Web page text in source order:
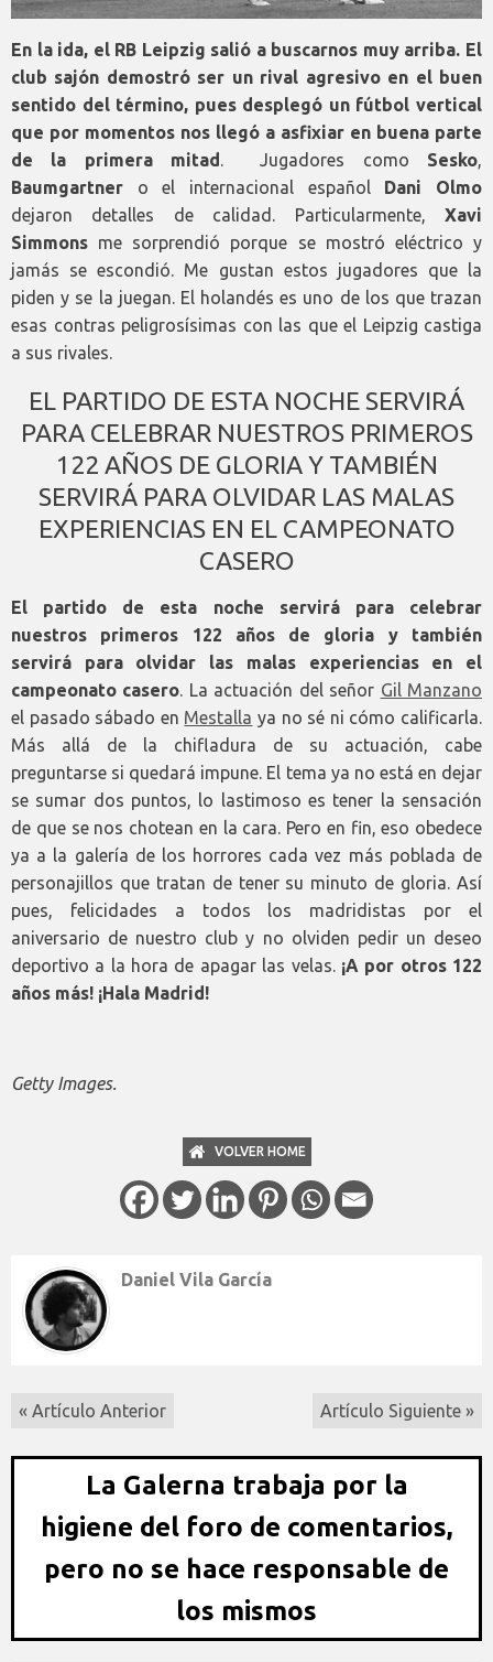
En la ida, el RB Leipzig salió a buscarnos muy arriba. El
club sajón demostró ser un rival agresivo en el buen
sentido del término, pues desplegó un fútbol vertical
que por momentos nos llegó a asfixiar en buena parte
de la primera mitad
. Jugadores como Sesko
Baumgartner o el internacional español
Dani Olmo
dejaron detalles de calidad. Particularmente, Xavi
Simmons me sorprendió porque se mostró eléctrico y
jamás se escondió. Me gustan estos jugadores que la
piden y se la juegan. El holandés es uno de los que trazan
esas contras peligrosísimas con las que el Leipzig castiga
a sus rivales.
EL PARTIDO DE ESTA NOCHE SERVIRÁ
PARA CELEBRAR NUESTROS PRIMEROS
122 AÑOS DE GLORIA Y TAMBIÉN
SERVIRÁ PARA OLVIDAR LAS MALAS
EXPERIENCIAS EN EL CAMPEONATO
CASERO
El partido de esta noche servirá para celebrar
nuestros primeros 122 años de gloria y también
servirá para olvidar las malas experiencias en el
campeonato casero . La actuación del señor Gil Manzano
el pasado sábado en Mestalla ya no sé ni cómo calificarla.
Más allá de la chifladura de su actuación, cabe
preguntarse si quedará impune. El tema ya no está en dejar
se sumar dos puntos, lo lastimoso es tener la sensación
de que se nos chotean en la cara. Pero en fin, eso obedece
ya a la galería de los horrores cada vez más poblada de
personajillos que tratan de tener su minuto de gloria. Así
pues, felicidades a todos los madridistas por el
aniversario de nuestro club y no olviden pedir un deseo
deportivo a la hora de apagar las velas. ¡A por otros 122
años más! ¡Hala Madrid!
Getty Images.
VOLVER HOME
Daniel Vila García
« Artículo Anterior Artículo Siguiente »
La Galerna trabaja por la
higiene del foro de comentarios,
pero no se hace responsable de
los mismos